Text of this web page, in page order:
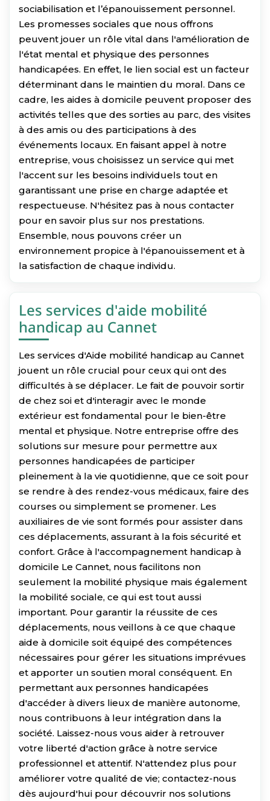
sociabilisation et l’épanouissement personnel.
Les promesses sociales que nous offrons
peuvent jouer un rôle vital dans l'amélioration de
l'état mental et physique des personnes
handicapées. En effet, le lien social est un facteur
déterminant dans le maintien du moral. Dans ce
cadre, les aides à domicile peuvent proposer des
activités telles que des sorties au parc, des visites
à des amis ou des participations à des
événements locaux. En faisant appel à notre
entreprise, vous choisissez un service qui met
l'accent sur les besoins individuels tout en
garantissant une prise en charge adaptée et
respectueuse. N'hésitez pas à nous contacter
pour en savoir plus sur nos prestations.
Ensemble, nous pouvons créer un
environnement propice à l'épanouissement et à
la satisfaction de chaque individu.
Les services d'aide mobilité
handicap au Cannet
Les services d'Aide mobilité handicap au Cannet
jouent un rôle crucial pour ceux qui ont des
difficultés à se déplacer. Le fait de pouvoir sortir
de chez soi et d'interagir avec le monde
extérieur est fondamental pour le bien-être
mental et physique. Notre entreprise offre des
solutions sur mesure pour permettre aux
personnes handicapées de participer
pleinement à la vie quotidienne, que ce soit pour
se rendre à des rendez-vous médicaux, faire des
courses ou simplement se promener. Les
auxiliaires de vie sont formés pour assister dans
ces déplacements, assurant à la fois sécurité et
confort. Grâce à l'accompagnement handicap à
domicile Le Cannet, nous facilitons non
seulement la mobilité physique mais également
la mobilité sociale, ce qui est tout aussi
important. Pour garantir la réussite de ces
déplacements, nous veillons à ce que chaque
aide à domicile soit équipé des compétences
nécessaires pour gérer les situations imprévues
et apporter un soutien moral conséquent. En
permettant aux personnes handicapées
d'accéder à divers lieux de manière autonome,
nous contribuons à leur intégration dans la
société. Laissez-nous vous aider à retrouver
votre liberté d'action grâce à notre service
professionnel et attentif. N'attendez plus pour
améliorer votre qualité de vie; contactez-nous
dès aujourd'hui pour découvrir nos solutions